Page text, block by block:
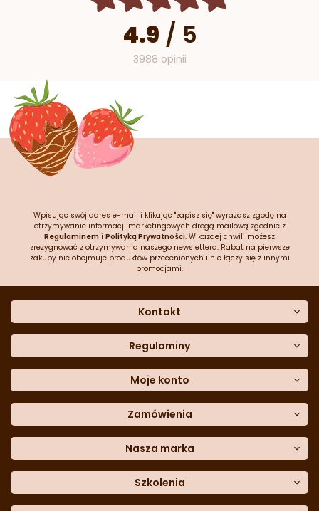
4.9 / 5
3988 opinii
Wpisując swój adres e-mail i klikając "zapisz się" wyrażasz zgodę na
otrzymywanie informacji marketingowych drogą mailową zgodnie z
Regulaminem i Polityką Prywatności. W każdej chwili możesz
zrezygnować z otrzymywania naszego newslettera. Rabat na pierwsze
zakupy nie obejmuje produktów przecenionych i nie łączy się z innymi
promocjami.
Kontakt
Dane kontaktowe
Często zadawane pytania
Sklep stacjonarny
Formularz kontaktowy
Blog
telefon:601 767 272
Regulaminy
Polityka prywatności
Polityka cookies
Polityka reklamacji
Polityka zwrotów
Dostępność cyfrowa
Moje konto
Moje dane
Historia zamówień
Lista ulubionych
Moje rabaty
Zamówienia
Metody płatności
Dane do przelewu
Formularzreklamacji
Formularzzwrotu
Nasza marka
Trio Gelato
CDN
Szkolenia